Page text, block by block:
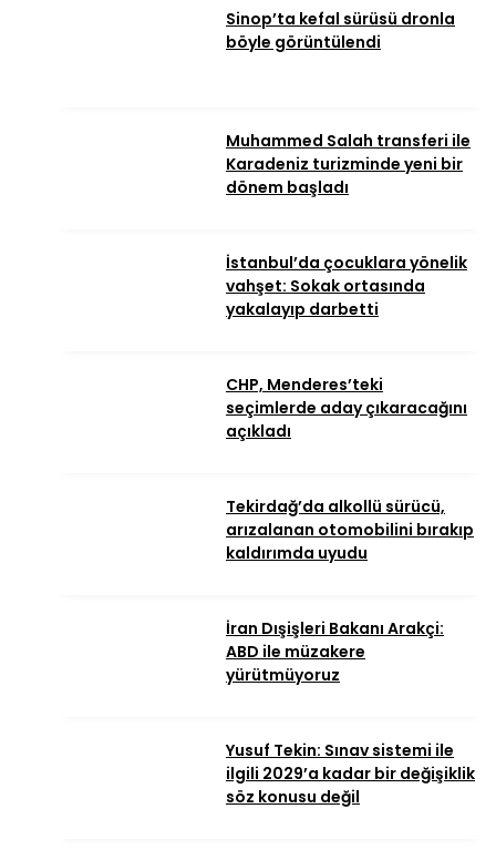
Sinop’ta kefal sürüsü dronla
böyle görüntülendi
Muhammed Salah transferi ile
Karadeniz turizminde yeni bir
dönem başladı
İstanbul’da çocuklara yönelik
vahşet: Sokak ortasında
yakalayıp darbetti
CHP, Menderes’teki
seçimlerde aday çıkaracağını
açıkladı
Tekirdağ’da alkollü sürücü,
arızalanan otomobilini bırakıp
kaldırımda uyudu
İran Dışişleri Bakanı Arakçi:
ABD ile müzakere
yürütmüyoruz
Yusuf Tekin: Sınav sistemi ile
ilgili 2029’a kadar bir değişiklik
söz konusu değil